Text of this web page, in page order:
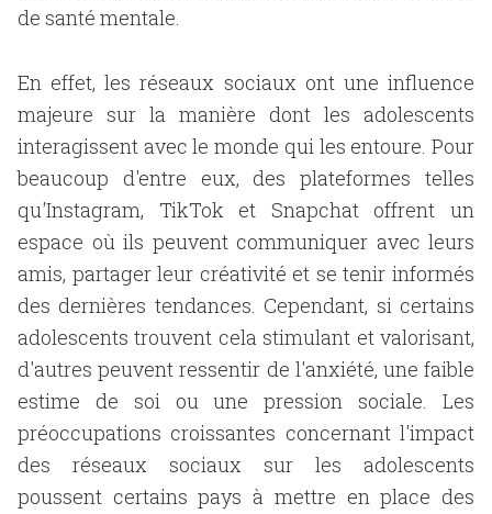
de santé mentale.
En effet, les réseaux sociaux ont une influence
majeure sur la manière dont les adolescents
interagissent avec le monde qui les entoure. Pour
beaucoup d'entre eux, des plateformes telles
qu'Instagram, TikTok et Snapchat offrent un
espace où ils peuvent communiquer avec leurs
amis, partager leur créativité et se tenir informés
des dernières tendances. Cependant, si certains
adolescents trouvent cela stimulant et valorisant,
d'autres peuvent ressentir de l'anxiété, une faible
estime de soi ou une pression sociale. Les
préoccupations croissantes concernant l'impact
des réseaux sociaux sur les adolescents
poussent certains pays à mettre en place des